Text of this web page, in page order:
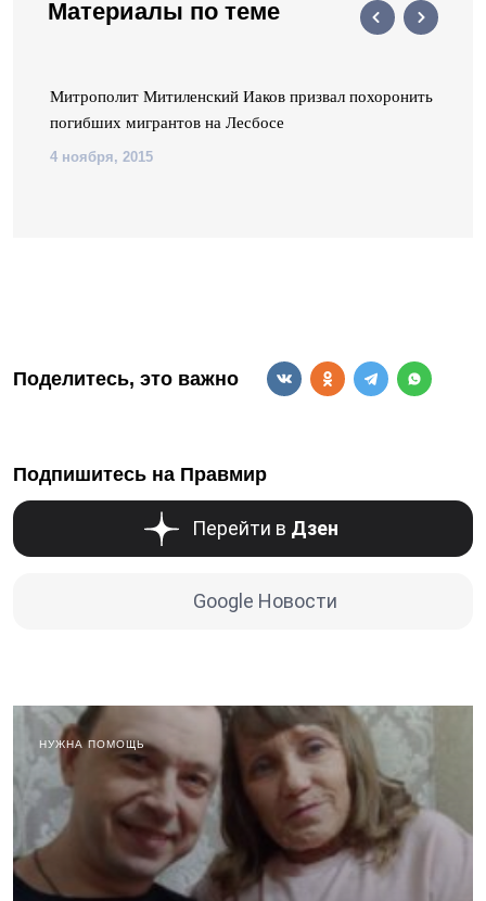
Материалы по теме
Митрополит Митиленский Иаков призвал похоронить
погибших мигрантов на Лесбосе
4 ноября, 2015
Поделитесь, это важно
Подпишитесь на Правмир
Перейти в Дзен
Google Новости
НУЖНА ПОМОЩЬ